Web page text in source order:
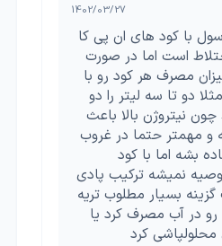
1402/03/27
با کود های ان پی کا
است اما در صورت
مصرف هر کود رو با
دو تا سه لیتر را دو
نیتروژن بالا باعث
مهمتر حتما در غروب
بشه اما با کود
نمیشه ترکیب پادی
بسیار مطلوب تریه
در آب مصرف کرد یا
محلولپاشی کرد